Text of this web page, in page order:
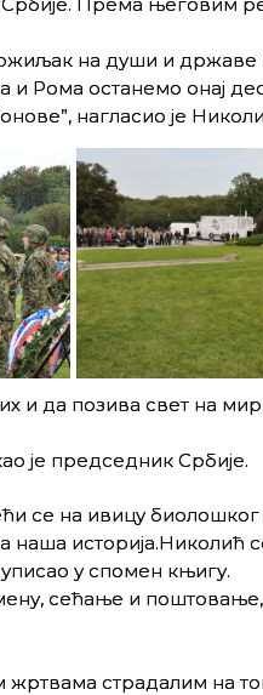
на души и државе
и Рома останемо онаj
нагласио jе
и да позива свет на
jе председник Србиjе.
се на ивицу биолошког
наша историjа.Николић
у спомен књигу.
сећање и
страдалим на